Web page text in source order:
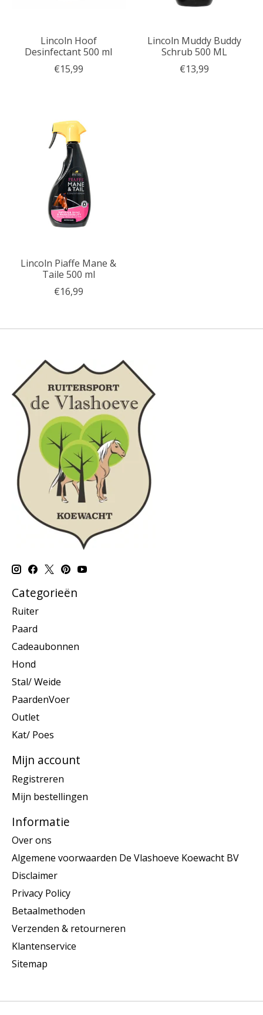
Lincoln Hoof
Desinfectant 500 ml
€15,99
Lincoln Muddy Buddy
Schrub 500 ML
€13,99
Lincoln Piaffe Mane &
Taile 500 ml
€16,99
Categorieën
Ruiter
Paard
Cadeaubonnen
Hond
Stal/ Weide
PaardenVoer
Outlet
Kat/ Poes
Mijn account
Registreren
Mijn bestellingen
Informatie
Over ons
Algemene voorwaarden De Vlashoeve Koewacht BV
Disclaimer
Privacy Policy
Betaalmethoden
Verzenden & retourneren
Klantenservice
Sitemap